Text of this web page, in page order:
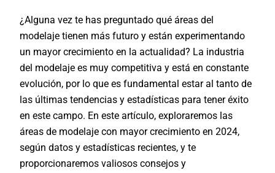
¿Alguna vez te has preguntado qué áreas del
modelaje tienen más futuro y están experimentando
un mayor crecimiento en la actualidad? La industria
del modelaje es muy competitiva y está en constante
evolución, por lo que es fundamental estar al tanto de
las últimas tendencias y estadísticas para tener éxito
en este campo. En este artículo, exploraremos las
áreas de modelaje con mayor crecimiento en 2024,
según datos y estadísticas recientes, y te
proporcionaremos valiosos consejos y